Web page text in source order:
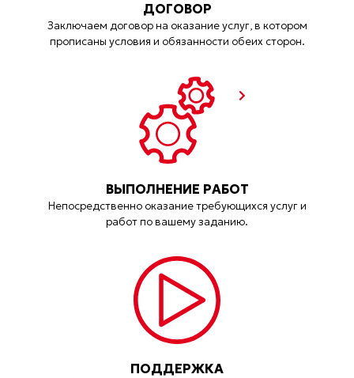
ДОГОВОР
Заключаем договор на оказание услуг, в котором
прописаны условия и обязанности обеих сторон.
ВЫПОЛНЕНИЕ РАБОТ
Непосредственно оказание требующихся услуг и
работ по вашему заданию.
ПОДДЕРЖКА